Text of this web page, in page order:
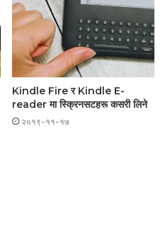
Kindle Fire र Kindle E-
reader मा स्क्रिनसटहरू कसरी लिने
२०१९-११-१७